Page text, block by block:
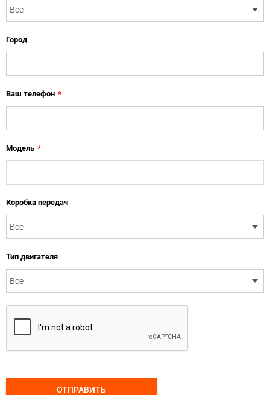
Город
Ваш телефон *
Модель *
Коробка передач
Тип двигателя
ОТПРАВИТЬ